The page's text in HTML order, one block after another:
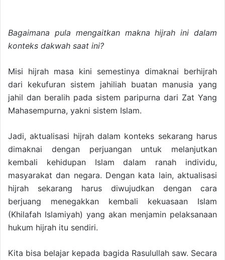
Bagaimana pula mengaitkan makna hijrah ini dalam
konteks dakwah saat ini?
Misi hijrah masa kini semestinya dimaknai berhijrah
dari kekufuran sistem jahiliah buatan manusia yang
jahil dan beralih pada sistem paripurna dari Zat Yang
Mahasempurna, yakni sistem Islam.
Jadi, aktualisasi hijrah dalam konteks sekarang harus
dimaknai dengan perjuangan untuk melanjutkan
kembali kehidupan Islam dalam ranah individu,
masyarakat dan negara. Dengan kata lain, aktualisasi
hijrah sekarang harus diwujudkan dengan cara
berjuang menegakkan kembali kekuasaan Islam
(Khilafah Islamiyah) yang akan menjamin pelaksanaan
hukum hijrah itu sendiri.
Kita bisa belajar kepada bagida Rasulullah saw. Secara